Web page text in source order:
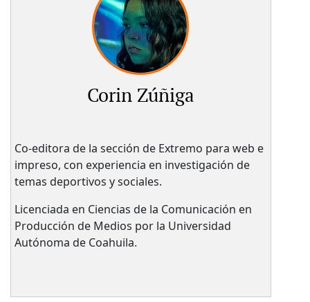
Corin Zúñiga
Co-editora de la sección de Extremo para web e
impreso, con experiencia en investigación de
temas deportivos y sociales.
Licenciada en Ciencias de la Comunicación en
Producción de Medios por la Universidad
Autónoma de Coahuila.